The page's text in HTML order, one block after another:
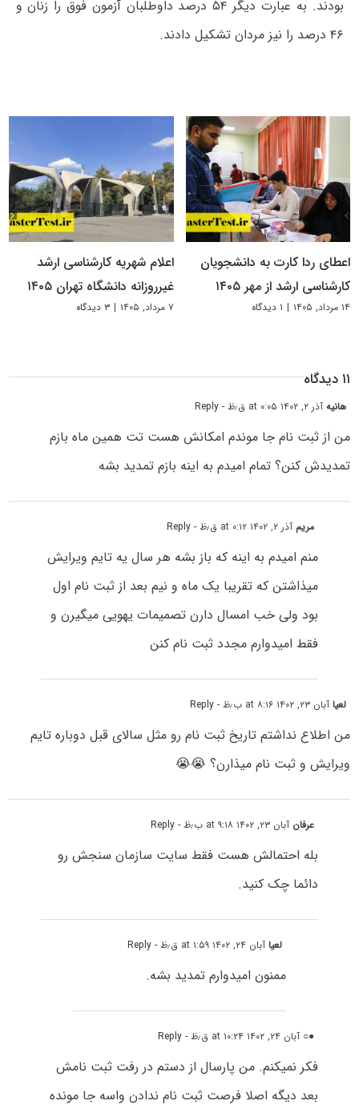
بودند. به عبارت دیگر ۵۴ درصد داوطلبان آزمون فوق را زنان و
۴۶ درصد را نیز مردان تشکیل دادند.
اعطای ردا کارت به دانشجویان
کارشناسی ارشد از مهر ۱۴۰۵
۱۴ مرداد, ۱۴۰۵ | ۱ دیدگاه
اعلام شهریه کارشناسی ارشد
غیرروزانه دانشگاه تهران ۱۴۰۵
۷ مرداد, ۱۴۰۵ | ۳ دیدگاه
۱۱ دیدگاه
هانیهآذر ۲, ۱۴۰۲ at ۰:۰۵ ق٫ظ - Reply
من از ثبت نام جا موندم امکانش هست تت همین ماه بازم
تمدیدش کنن؟ تمام امیدم به اینه بازم تمدید بشه
مریم آذر ۲, ۱۴۰۲ at ۰:۱۲ ق٫ظ - Reply
منم امیدم به اینه که باز بشه هر سال یه تایم ویرایش
میذاشتن که تقریبا یک ماه و نیم بعد از ثبت نام اول
بود ولی خب امسال دارن تصمیمات یهویی میگیرن و
فقط امیدوارم مجدد ثبت نام کنن
لعیاآبان ۲۳, ۱۴۰۲ at ۸:۱۶ ب٫ظ - Reply
من اطلاع نداشتم تاریخ ثبت نام رو مثل سالای قبل دوباره تایم
ویرایش و ثبت نام میذارن؟ 😭😭
عرفان آبان ۲۳, ۱۴۰۲ at ۹:۱۸ ب٫ظ - Reply
بله احتمالش هست فقط سایت سازمان سنجش رو
دائما چک کنید.
لعیاآبان ۲۴, ۱۴۰۲ at ۱:۵۹ ق٫ظ - Reply
ممنون امیدوارم تمدید بشه.
●○ آبان ۲۴, ۱۴۰۲ at ۱۰:۲۴ ق٫ظ - Reply
فکر نمیکنم. من پارسال از دستم در رفت ثبت نامش
بعد دیگه اصلا فرصت ثبت نام ندادن واسه جا مونده